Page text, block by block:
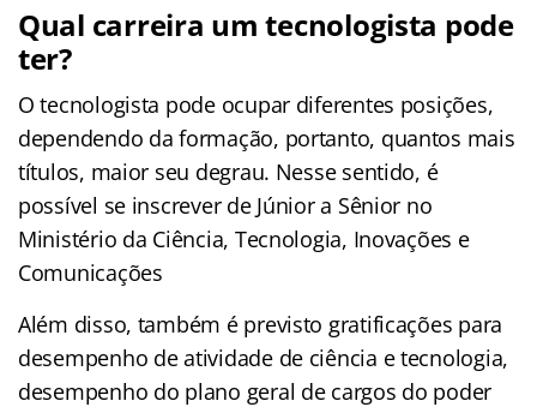
Qual carreira um tecnologista pode
ter?
O tecnologista pode ocupar diferentes posições,
dependendo da formação, portanto, quantos mais
títulos, maior seu degrau. Nesse sentido, é
possível se inscrever de Júnior a Sênior no
Ministério da Ciência, Tecnologia, Inovações e
Comunicações
Além disso, também é previsto gratificações para
desempenho de atividade de ciência e tecnologia,
desempenho do plano geral de cargos do poder